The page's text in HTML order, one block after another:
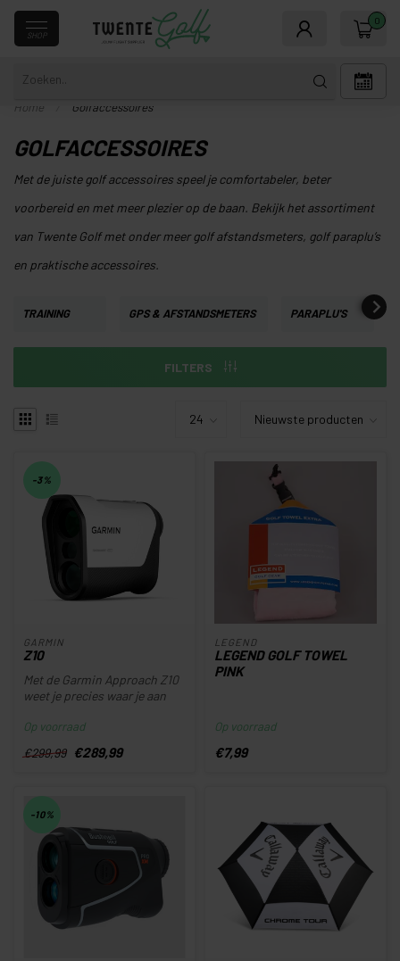
SHOP
0
Home Golfaccessoires
GOLFACCESSOIRES
Met de juiste golf accessoires speel je comfortabeler, beter
voorbereid en met meer plezier op de baan. Bekijk het assortiment
van Twente Golf met onder meer golf afstandsmeters, golf paraplu’s
en praktische accessoires.
TRAINING GPS & AFSTANDSMETERS PARAPLU'S
FILTERS
-3%
GARMIN
Z10
Met de Garmin Approach Z10
weet je precies waar je aan
Op voorraad
€299,99 €289,99
LEGEND
LEGEND GOLF TOWEL
PINK
Op voorraad
€7,99
-10%